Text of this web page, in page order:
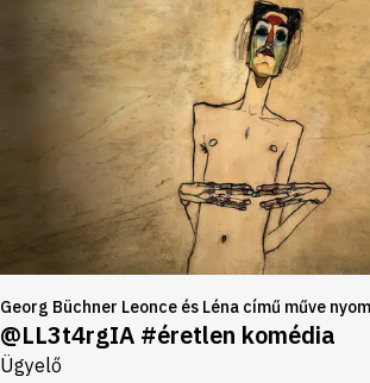
Georg Büchner Leonce és Léna című műve
@LL3t4rgIA #éretlen komédia
Ügyelő